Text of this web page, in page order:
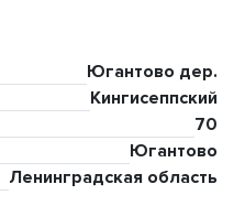
Югантово дер.
Кингисеппский
70
Югантово
Ленинградская область